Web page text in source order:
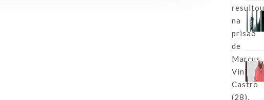
resultou
na
prisão
de
Marcus
Vinicius
Castro
(28),